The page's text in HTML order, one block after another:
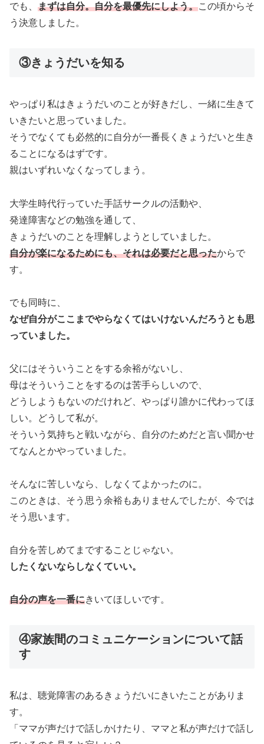
でも、 まずは自分。自分を最優先にしよう。この頃からそ
う決意しました。
③きょうだいを知る
やっぱり私はきょうだいのことが好きだし、一緒に生きて
いきたいと思っていました。
そうでなくても必然的に自分が一番長くきょうだいと生き
ることになるはずです。
親はいずれいなくなってしまう。
大学生時代行っていた手話サークルの活動や、
発達障害などの勉強を通して、
きょうだいのことを理解しようとしていました。
自分が楽になるためにも、それは必要だと思ったからで
す。
でも同時に、
なぜ自分がここまでやらなくてはいけないんだろうとも思
っていました。
父にはそういうことをする余裕がないし、
母はそういうことをするのは苦手らしいので、
どうしようもないのだけれど、やっぱり誰かに代わってほ
しい。どうして私が。
そういう気持ちと戦いながら、自分のためだと言い聞かせ
てなんとかやっていました。
そんなに苦しいなら、しなくてよかったのに。
このときは、そう思う余裕もありませんでしたが、今では
そう思います。
自分を苦しめてまですることじゃない。
したくないならしなくていい。
自分の声を一番にきいてほしいです。
④家族間のコミュニケーションについて話
す
私は、聴覚障害のあるきょうだいにきいたことがありま
す。
「ママが声だけで話しかけたり、ママと私が声だけで話し